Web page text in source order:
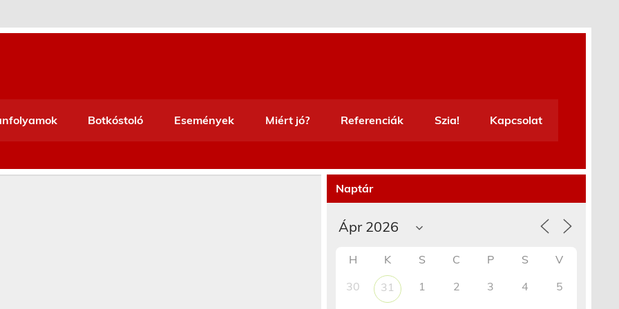
Botkóstoló Események Miért jó? Referenciák Szia! Kapcsolat
Naptár
H K S C P S
V
30
31 1 2 3 4 5